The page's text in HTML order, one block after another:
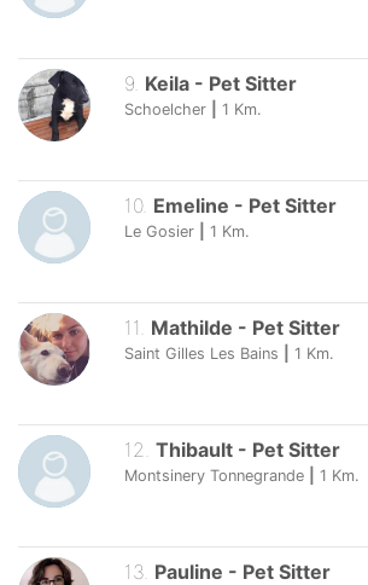
9 Keila - Pet Sitter
Schoelcher 1 Km.
10. Emeline - Pet Sitter
Le Gosier 1 Km.
11 Mathilde - Pet Sitter
Saint Gilles Les Bains 1 Km.
12. Thibault - Pet Sitter
Montsinery Tonnegrande 1 Km.
13. Pauline - Pet Sitter